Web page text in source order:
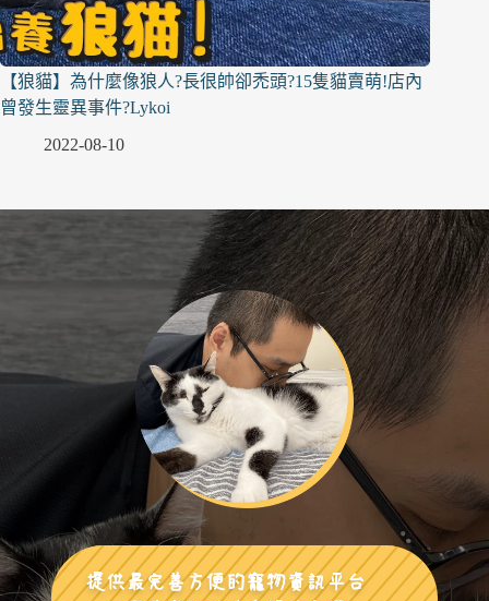
【狼貓】為什麼像狼人?長很帥卻禿頭?15隻貓賣萌!店內
曾發生靈異事件?Lykoi
2022-08-10